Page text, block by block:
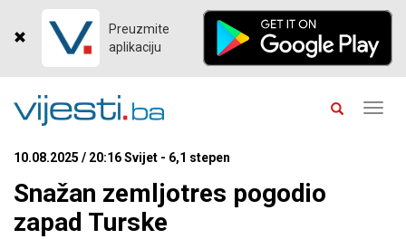
Preuzmite
aplikaciju
10.08.2025 / 20:16 Svijet - 6,1 stepen
Snažan zemljotres pogodio
zapad Turske